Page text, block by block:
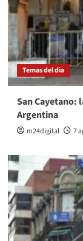
Temas del dia
San Cayetano:
Argentina
m24digital 7